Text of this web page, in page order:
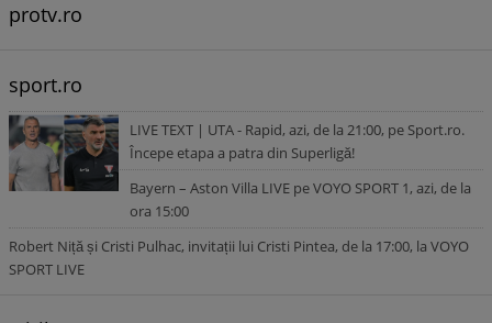
protv.ro
sport.ro
LIVE TEXT | UTA - Rapid, azi, de la 21:00, pe Sport.ro.
Începe etapa a patra din Superligă!
Bayern – Aston Villa LIVE pe VOYO SPORT 1, azi, de la
ora 15:00
Robert Niță și Cristi Pulhac, invitații lui Cristi Pintea, de la 17:00, la VOYO
SPORT LIVE